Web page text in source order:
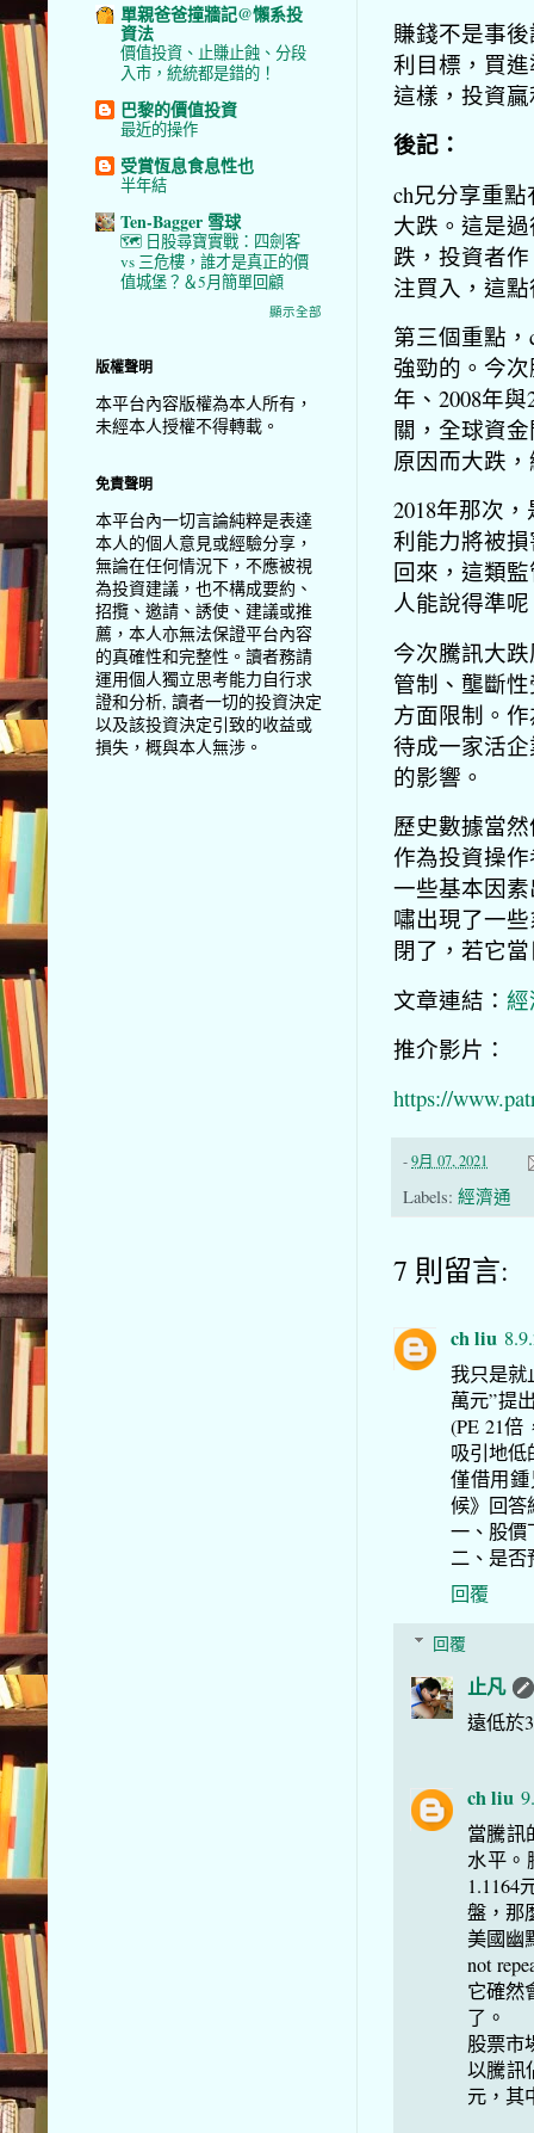
賺錢不是事
利目標，買
這樣，投資
後記：
ch兄分享重
大跌。這是
跌，投資者
注買入，這
第三個重點
強勁的。今
年、2008年
關，全球資
原因而大跌
2018年那次
利能力將被
回來，這類
人能說得準
今次騰訊大
管制、壟斷
方面限制。
待成一家活
的影響。
歷史數據當
作為投資操
一些基本因
嘯出現了一
閉了，若它
文章連結：
推介影片：
https://
-9月 07, 2021
Labels: 經濟通
7 則留言:
ch liu
我只是就
萬元”提
(PE 21
吸引地低
僅借用
候》回答
一、股價
二、是否
回覆
回覆
止凡
遠低於
ch liu
當騰訊
水平。
1.1164
盤，那
美國幽
not
它確然
了。
股票市
以騰訊
元，其
單親爸爸撞牆記@懶系投
資法
價值投資、止賺止蝕、分段
入市，統統都是錯的！
巴黎的價值投資
最近的操作
受賞恆息食息性也
半年結
Ten-Bagger 雪球
🗺️ 日股尋寶實戰：四劍客
vs 三危樓，誰才是真正的價
值城堡？＆5月簡單回顧
顯示全部
版權聲明
本平台內容版權為本人所有，
未經本人授權不得轉載。
免責聲明
本平台內一切言論純粹是表達
本人的個人意見或經驗分享，
無論在任何情況下，不應被視
為投資建議，也不構成要約、
招攬、邀請、誘使、建議或推
薦，本人亦無法保證平台內容
的真確性和完整性。讀者務請
運用個人獨立思考能力自行求
證和分析, 讀者一切的投資決定
以及該投資決定引致的收益或
損失，概與本人無涉。